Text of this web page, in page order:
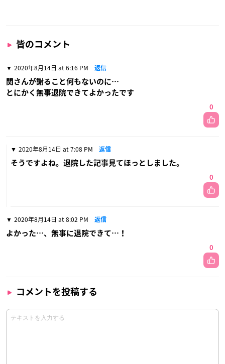
皆のコメント
2020年8月14日 at 6:16 PM 返信
関さんが謝ること何もないのに…
とにかく無事退院できてよかったです
0
2020年8月14日 at 7:08 PM 返信
そうですよね。退院した記事見てほっとしました。
0
2020年8月14日 at 8:02 PM 返信
よかった…、無事に退院できて…！
0
コメントを投稿する